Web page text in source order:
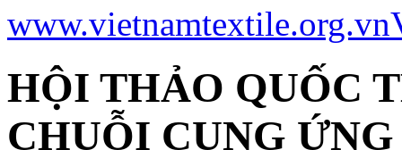
www.vietnamtextile.org.vn
HỘI THẢO QUỐC
CHUỖI CUNG